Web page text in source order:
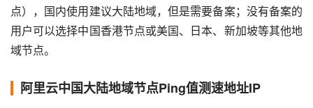
点），国内使用建议大陆地域，但是需要备案；没有备案的
用户可以选择中国香港节点或美国、日本、新加坡等其他地
域节点。
阿里云中国大陆地域节点Ping值测速地址IP